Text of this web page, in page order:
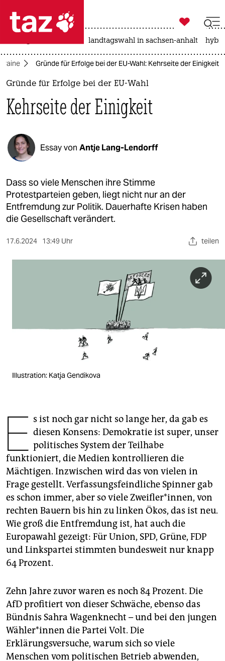
 taz zahl ich
taz zahl ich
politik
öko
gesellschaft
kultur
sport
fragen & hilfe
genossenschaft
epaper login

taz zahl ich
landtagswahl in sachsen-anhalt
Gründe für Erfolge bei der EU-Wahl: Kehrseite der Einigkeit
Gründe für Erfolge bei der EU-Wahl
Kehrseite der Einigkeit
Essay von Antje Lang-Lendorff
Dass so viele Menschen ihre Stimme
Protestparteien geben, liegt nicht nur an der
Entfremdung zur Politik. Dauerhafte Krisen haben
die Gesellschaft verändert.
17.6.2024 13:49 Uhr teilen
Illustration: Katja Gendikova
E s ist noch gar nicht so lange her, da gab es
diesen Konsens: Demokratie ist super, unser
politisches System der Teilhabe
funktioniert, die Medien kontrollieren die
Mächtigen. Inzwischen wird das von vielen in
Frage gestellt. Verfassungsfeindliche Spinner gab
es schon immer, aber so viele Zweifler*innen, von
rechten Bauern bis hin zu linken Ökos, das ist neu.
Wie groß die Entfremdung ist, hat auch die
Europawahl gezeigt: Für Union, SPD, Grüne, FDP
und Linkspartei stimmten bundesweit nur knapp
64 Prozent.
Zehn Jahre zuvor waren es noch 84 Prozent. Die
AfD profitiert von dieser Schwäche, ebenso das
Bündnis Sahra Wagenknecht – und bei den jungen
Wäh­le­r*in­nen die Partei Volt. Die
Erklärungsversuche, warum sich so viele
Menschen vom politischen Betrieb abwenden,